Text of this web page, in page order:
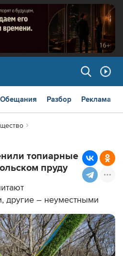
Обещания Разбор Реклама
топиарные
пруду
другие – неуместными